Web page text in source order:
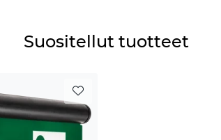
Suositellut tuotteet